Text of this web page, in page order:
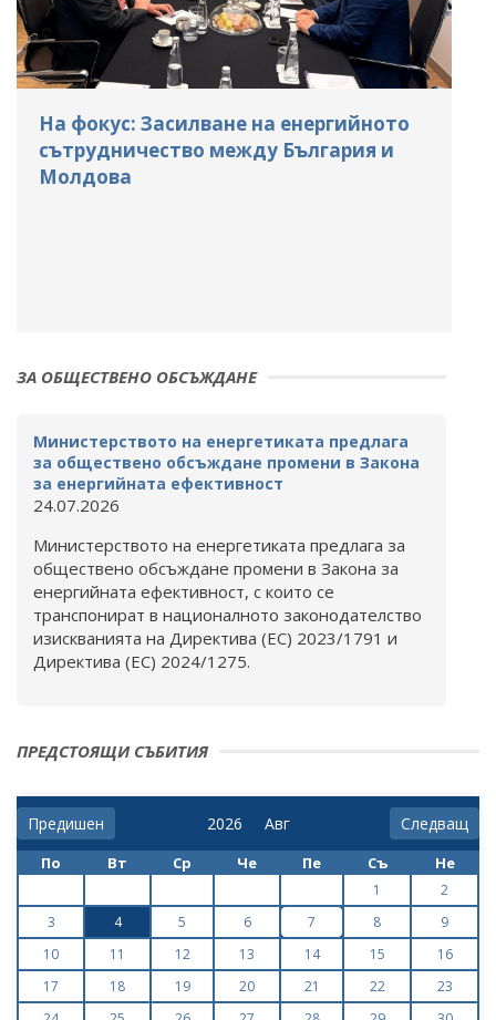
На фокус: Засилване на енергийното
сътрудничество между България и
Молдова
ЗА ОБЩЕСТВЕНО ОБСЪЖДАНЕ
Министерството на енергетиката предлага
за обществено обсъждане промени в Закона
за енергийната ефективност
24.07.2026
Министерството на енергетиката предлага за
обществено обсъждане промени в Закона за
енергийната ефективност, с които се
транспонират в националното законодателство
изискванията на Директива (ЕС) 2023/1791 и
Директива (ЕС) 2024/1275.
ПРЕДСТОЯЩИ СЪБИТИЯ
Предишен Следващ
По Вт Ср Че Пе Съ Не
1
2
3
4 5 6 7 8
9
10
11 12 13 14 15
16
17
18 19 20 21 22
23